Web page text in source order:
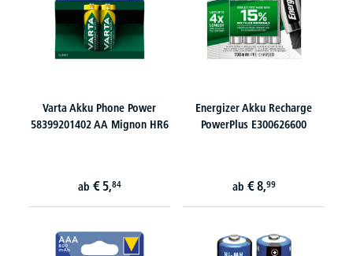
Varta Akku Phone Power
58399201402 AA Mignon HR6
ab € 5,84
Energizer Akku Recharge
PowerPlus E300626600
ab € 8,99